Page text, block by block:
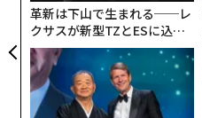
革新は下山で生まれる──レ
クサスが新型TZとESに込め
た「DISCOVER」の哲学